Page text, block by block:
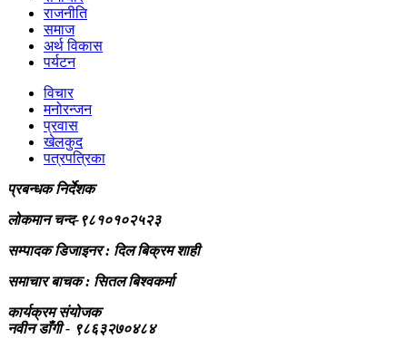
राजनीति
समाज
अर्थ विकास
पर्यटन
विचार
मनोरन्जन
प्रवास
खेलकुद
पत्रपत्रिका
प्रबन्धक निर्देशक
लोकमान चन्द-९८१०१०२५२३
सम्पादक डिजाइनर : दिल बिक्रम शाही
समाचार बाचक : सितल बिश्वकर्मा
कार्यक्रम संयोजक
नवीन डाँगी - ९८६३२७०४८४